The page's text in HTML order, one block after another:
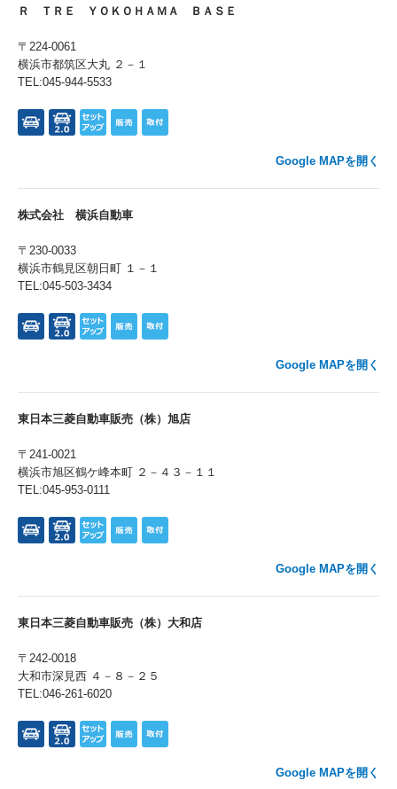
Ｒ ＴＲＥ ＹＯＫＯＨＡＭＡ ＢＡＳＥ
〒224-0061
横浜市都筑区大丸 ２－１
TEL:045-944-5533
Google MAPを開く
株式会社 横浜自動車
〒230-0033
横浜市鶴見区朝日町 １－１
TEL:045-503-3434
Google MAPを開く
東日本三菱自動車販売（株）旭店
〒241-0021
横浜市旭区鶴ケ峰本町 ２－４３－１１
TEL:045-953-0111
Google MAPを開く
東日本三菱自動車販売（株）大和店
〒242-0018
大和市深見西 ４－８－２５
TEL:046-261-6020
Google MAPを開く